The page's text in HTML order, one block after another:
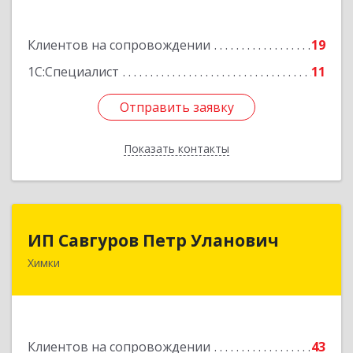
Клиентов на сопровождении
19
1С:Специалист
11
Отправить заявку
Показать контакты
Отправить заявку
Назад
ИП Савгуров Петр Уланович
Химки
Клиентов на сопровождении 43
141407, Московская обл, Химки г, Молодежная